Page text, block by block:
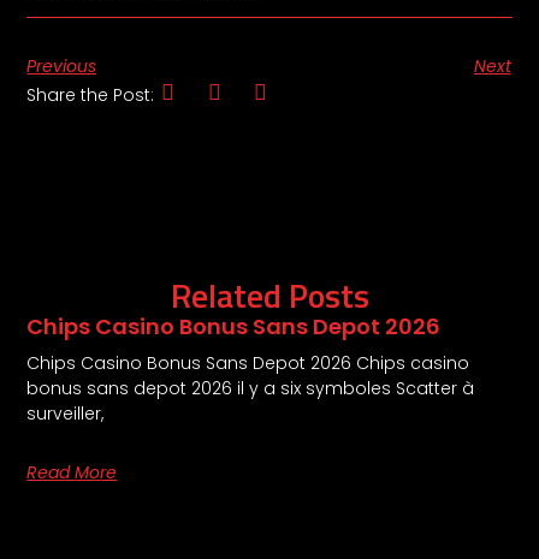
Previous
Next
Share the Post:
Related Posts
Chips Casino Bonus Sans Depot 2026
Chips Casino Bonus Sans Depot 2026 Chips casino
bonus sans depot 2026 il y a six symboles Scatter à
surveiller,
Read More